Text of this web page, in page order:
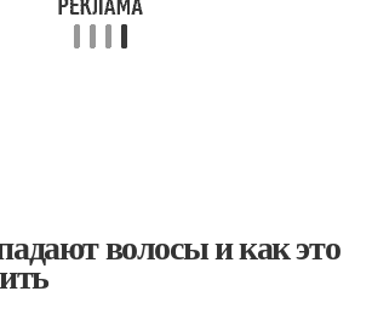
волосы и как это